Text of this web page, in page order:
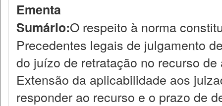
Ementa
Sumário:O respeito à norma
Precedentes legais de julgamento
do juízo de retratação no recurso
Extensão da aplicabilidade aos
responder ao recurso e o prazo de